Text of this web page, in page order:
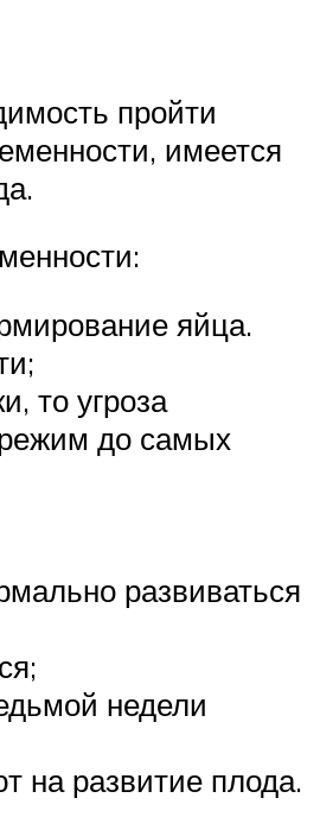
пройти
имеется
яйца.
то угроза
до самых
развиваться
недели
на развитие плода.